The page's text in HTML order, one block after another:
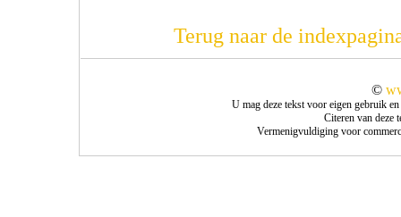
Terug naar de
©
U mag deze tekst voor eigen gebruik
Citeren van deze
Vermenigvuldiging voor